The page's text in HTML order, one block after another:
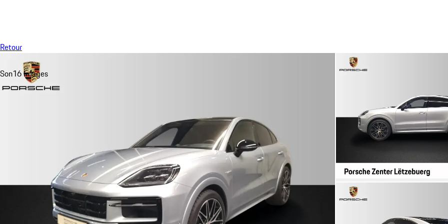
Retour
Son16 Images